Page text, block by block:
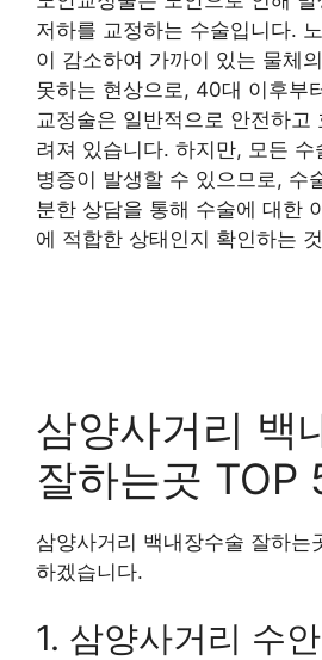
저하를 교정하는 수술입니다.
이 감소하여 가까이 있는 물체
못하는 현상으로, 40대 이후부
교정술은 일반적으로 안전하고
려져 있습니다. 하지만, 모든
병증이 발생할 수 있으므로, 수
분한 상담을 통해 수술에 대한
에 적합한 상태인지 확인하는
삼양사거리 백
잘하는곳 TOP
삼양사거리 백내장수술 잘하는
하겠습니다.
1. 삼양사거리 수